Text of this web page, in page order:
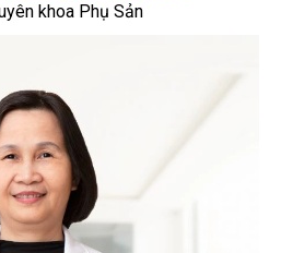
khoa Phụ Sản